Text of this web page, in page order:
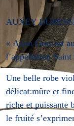
AUXEY
« Alain Gras est
l’appellation Saint
Une belle robe
délicat:mûre et
riche et puissante
le fruité